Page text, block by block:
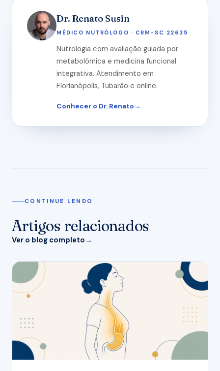
Dr. Renato Susin
MÉDICO NUTRÓLOGO · CRM-SC 22635
Nutrologia com avaliação guiada por
metabolômica e medicina funcional
integrativa. Atendimento em
Florianópolis, Tubarão e online.
Conhecer o Dr. Renato
CONTINUE LENDO
Artigos relacionados
Ver o blog completo